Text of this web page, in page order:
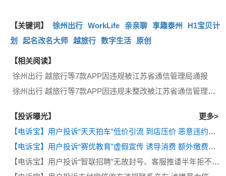
【关键词】 徐州出行 WorkLife 亲亲聊 享趣泰州
H1宝贝计
划
起名改名大师 越旅行 数字生活 原创
【相关阅读】
徐州出行 越旅行等7款APP因违规被江苏省通信管理局通报
徐州出行 越旅行等7款APP因违规未整改被江苏省通信管理局通报
【投诉曝光】
更多>
【电诉宝】用户投诉“天天拍车”低价引流 到店压价 恶意违约等问题
【电诉宝】用户投诉“赛优教育”虚假宣传 诱导消费 额外缴费后退款遭拒
【电诉宝】用户投诉“智联招聘”无故封号、客服推诿半年拒不退费